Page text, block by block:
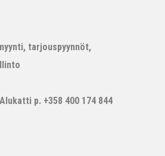
tarjouspyynnöt,
p. +358 400 174 844